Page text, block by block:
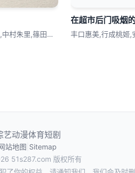
津田宽治,新纳敏正,中村朱里,篠田谅,土
在超市后门吸烟
艺动漫体育短剧
站地图 Sitemap
51s287.com 版权所有